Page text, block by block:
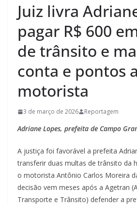
Juiz livra
pagar R$ 600
de trânsito e
conta e pontos
motorista
3 de março de 2026 Reportagem
Adriane Lopes, prefeita de Campo
A justiça foi favorável a prefeita
transferir duas multas de trânsito da
o motorista Antônio Carlos Moreira
decisão vem meses após a Agetran
Transporte e Trânsito) defender a